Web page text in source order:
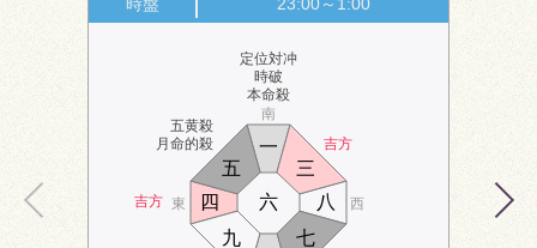
五黄殺
月命的殺
定位対冲
時破
本命殺
吉方
吉方
南
東 西
三
四
五
六
七
八
九
一